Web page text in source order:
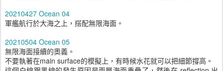
20210427 Ocean 04
軍艦航行於大海之上，搭配無限海面。
20210504 Ocean 05
無限海面接續的奧義。
不要執著在main surface的模擬上，有時候水花就可以把細節撐高。